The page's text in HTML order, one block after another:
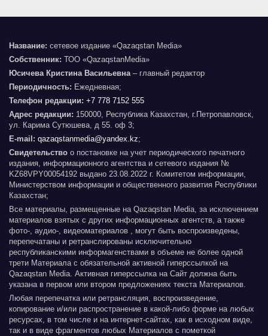
Название: сетевое издание «Qazaqstan Media»
Собственник: ТОО «QazaqstanMedia»
Юсичева Кристина Васильевна– главный редактор
Периодичность: Ежедневная;
Телефон редакции: +7 778 7152 555
Адрес редакции: 150000, Республика Казахстан, г.Петропавловск,
ул. Карима Сутюшева, д 55. оф 3;
E-mail: qazaqstanmedia@yandex.kz;
Свидетельство о постановке на учет периодического печатного
издания, информационного агентства и сетевого издания №
KZ68VPY00054192 выдано 23.08.2022 г. Комитетом информации,
Министерством информации и общественного развития Республики
Казахстан;
Все материалы, размещенные на Qazaqstan Media, за исключением
материалов взятых с других информационных агентств, а также
фото-, аудио-, видеоматериалов , могут быть воспроизведены,
перепечатаны и ретранслированы исключительно
республиканскими информагенствами в объеме не более одной
трети Материала с обязательной активной гиперссылкой на
Qazaqstan Media. Активная гиперссылка на Сайт должна быть
указана в первом или втором предложениях текста Материалов.
Любая перепечатка или ретрансляция, воспроизведение,
копирование и/или распространение в какой-либо форме на любых
ресурсах, в том числе и на интернет-сайтах, как в исходном виде,
так и в виде фрагментов любых Материалов с пометкой